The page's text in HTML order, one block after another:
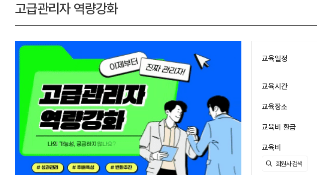
고급관리자 역량강화
교육일정
교육시간
교육장소
교육비 환급
교육비